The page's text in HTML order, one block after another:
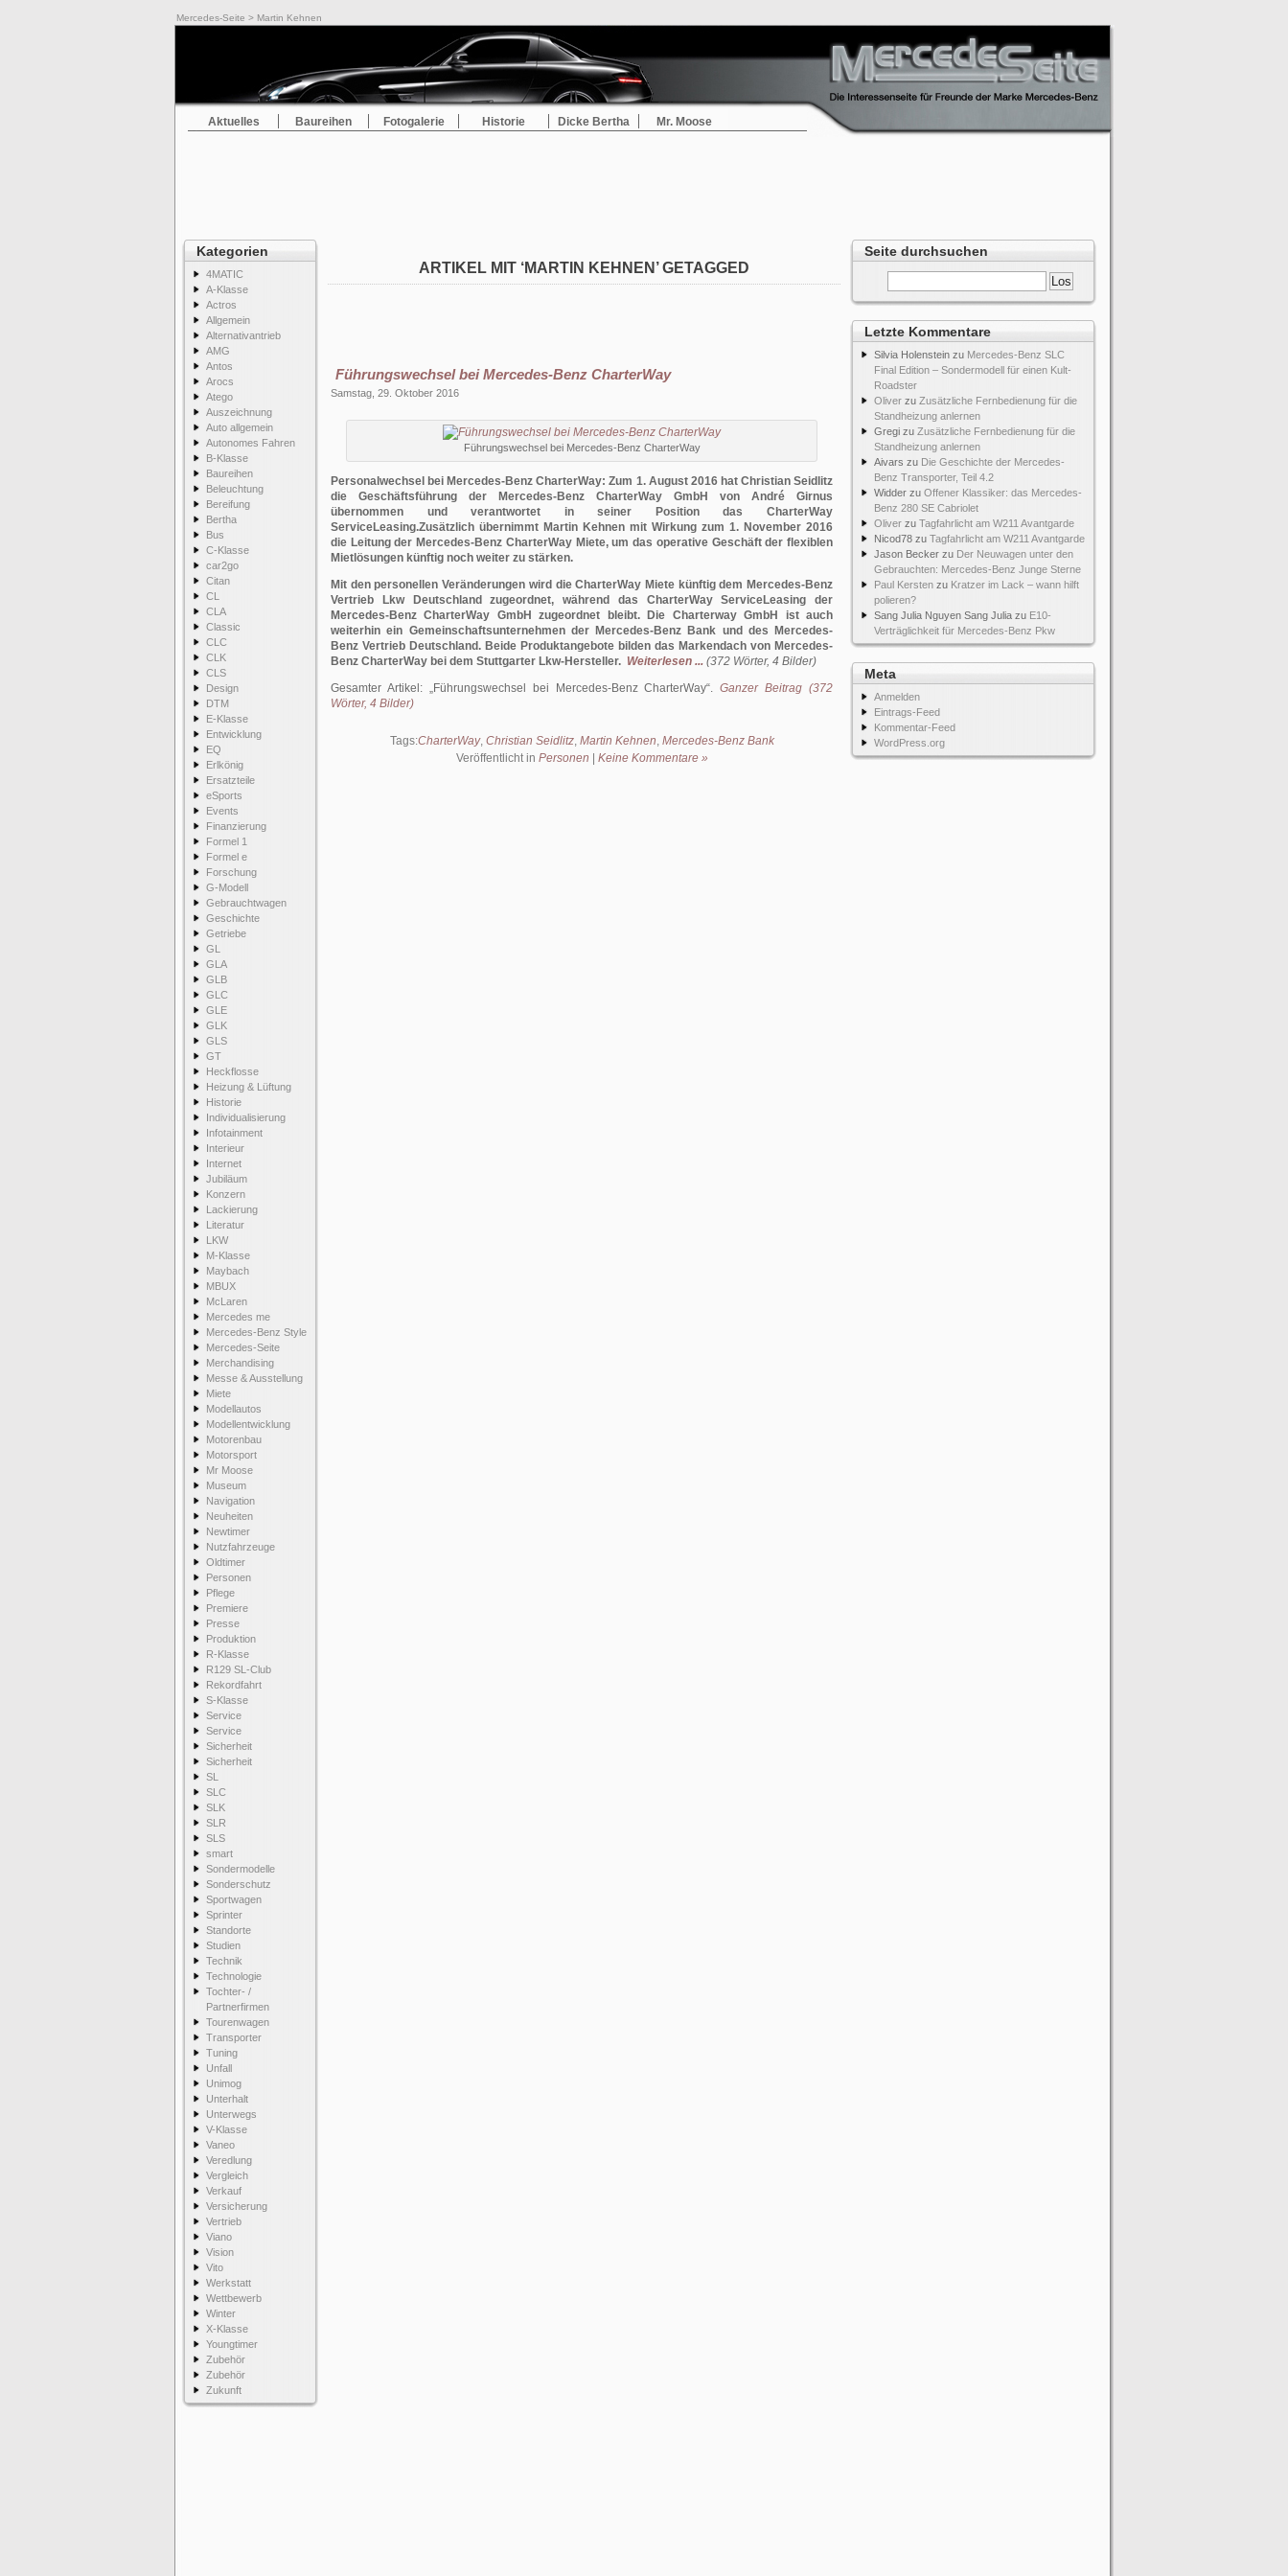
Mercedes-Seite > Martin Kehnen
Aktuelles Baureihen Fotogalerie Historie Dicke Bertha Mr. Moose
Kategorien
4MATIC
A-Klasse
Actros
Allgemein
Alternativantrieb
AMG
Antos
Arocs
Atego
Auszeichnung
Auto allgemein
Autonomes Fahren
B-Klasse
Baureihen
Beleuchtung
Bereifung
Bertha
Bus
C-Klasse
car2go
Citan
CL
CLA
Classic
CLC
CLK
CLS
Design
DTM
E-Klasse
Entwicklung
EQ
Erlkönig
Ersatzteile
eSports
Events
Finanzierung
Formel 1
Formel e
Forschung
G-Modell
Gebrauchtwagen
Geschichte
Getriebe
GL
GLA
GLB
GLC
GLE
GLK
GLS
GT
Heckflosse
Heizung & Lüftung
Historie
Individualisierung
Infotainment
Interieur
Internet
Jubiläum
Konzern
Lackierung
Literatur
LKW
M-Klasse
Maybach
MBUX
McLaren
Mercedes me
Mercedes-Benz Style
Mercedes-Seite
Merchandising
Messe & Ausstellung
Miete
Modellautos
Modellentwicklung
Motorenbau
Motorsport
Mr Moose
Museum
Navigation
Neuheiten
Newtimer
Nutzfahrzeuge
Oldtimer
Personen
Pflege
Premiere
Presse
Produktion
R-Klasse
R129 SL-Club
Rekordfahrt
S-Klasse
Service
Service
Sicherheit
Sicherheit
SL
SLC
SLK
SLR
SLS
smart
Sondermodelle
Sonderschutz
Sportwagen
Sprinter
Standorte
Studien
Technik
Technologie
Tochter- /
Partnerfirmen
Tourenwagen
Transporter
Tuning
Unfall
Unimog
Unterhalt
Unterwegs
V-Klasse
Vaneo
Veredlung
Vergleich
Verkauf
Versicherung
Vertrieb
Viano
Vision
Vito
Werkstatt
Wettbewerb
Winter
X-Klasse
Youngtimer
Zubehör
Zubehör
Zukunft
Seite durchsuchen
Letzte Kommentare
Silvia Holenstein zu Mercedes-Benz SLC
Final Edition – Sondermodell für einen Kult-
Roadster
Oliver zu Zusätzliche Fernbedienung für die
Standheizung anlernen
Gregi zu Zusätzliche Fernbedienung für die
Standheizung anlernen
Aivars zu Die Geschichte der Mercedes-
Benz Transporter, Teil 4.2
Widder zu Offener Klassiker: das Mercedes-
Benz 280 SE Cabriolet
Oliver zu Tagfahrlicht am W211 Avantgarde
Nicod78 zu Tagfahrlicht am W211 Avantgarde
Jason Becker zu Der Neuwagen unter den
Gebrauchten: Mercedes-Benz Junge Sterne
Paul Kersten zu Kratzer im Lack – wann hilft
polieren?
Sang Julia Nguyen Sang Julia zu E10-
Verträglichkeit für Mercedes-Benz Pkw
Meta
Anmelden
Eintrags-Feed
Kommentar-Feed
WordPress.org
ARTIKEL MIT ‘MARTIN KEHNEN’ GETAGGED
Führungswechsel bei Mercedes-Benz CharterWay
Samstag, 29. Oktober 2016
Führungswechsel bei Mercedes-Benz CharterWay
Personalwechsel bei Mercedes-Benz CharterWay: Zum 1. August 2016 hat Christian Seidlitz
die Geschäftsführung der Mercedes-Benz CharterWay GmbH von André Girnus
übernommen und verantwortet in seiner Position das CharterWay
ServiceLeasing.Zusätzlich übernimmt Martin Kehnen mit Wirkung zum 1. November 2016
die Leitung der Mercedes-Benz CharterWay Miete, um das operative Geschäft der flexiblen
Mietlösungen künftig noch weiter zu stärken.
Mit den personellen Veränderungen wird die CharterWay Miete künftig dem Mercedes-Benz
Vertrieb Lkw Deutschland zugeordnet, während das CharterWay ServiceLeasing der
Mercedes-Benz CharterWay GmbH zugeordnet bleibt. Die Charterway GmbH ist auch
weiterhin ein Gemeinschaftsunternehmen der Mercedes-Benz Bank und des Mercedes-
Benz Vertrieb Deutschland. Beide Produktangebote bilden das Markendach von Mercedes-
Benz CharterWay bei dem Stuttgarter Lkw-Hersteller. Weiterlesen ... (372 Wörter, 4 Bilder)
Gesamter Artikel:
Führungswechsel bei Mercedes-Benz CharterWay .Ganzer Beitrag (372
Wörter, 4 Bilder)
Tags:CharterWay, Christian Seidlitz, Martin Kehnen, Mercedes-Benz Bank
Veröffentlicht in Personen Keine Kommentare »